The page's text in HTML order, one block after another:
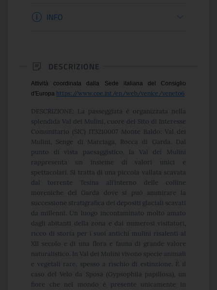
Informazioni apertura
INFO
DESCRIZIONE
Attività coordinata dalla Sede italiana del Consiglio
d'Europa https://www.coe.int/en/web/venice/veneto6
DESCRIZIONE: La passeggiata è organizzata nella
splendida Val dei Mulini, cuore del Sito di Interesse
Comunitario (SIC) IT3210007 Monte Baldo: Val dei
Mulini, Senge di Marciaga, Rocca di Garda. Dal
punto di vista paesaggistico, la Val dei Mulini
rappresenta un insieme di valori unici e
spettacolari. Si tratta di una piccola vallata scavata
dal torrente Tesina all’interno delle colline
moreniche del Garda dove si può ammirare la
successione stratigrafica dei depositi glaciali scavati
da millenni. Un luogo incontaminato molto amato
dagli abitanti della zona e dai numerosi visitatori,
ricco di storia per i suoi antichi mulini risalenti al
XII secolo e di una flora e fauna di grande valore
naturalistico. In Val dei Mulini vivono specie animali
e vegetali rare, spesso a rischio di estinzione. È il
caso del Velo da Sposa (Gypsophila papillosa), un
fiore che nel mondo è presente unicamente in